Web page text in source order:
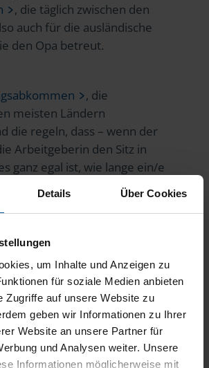
Details Über Cookies
um Inhalte und Anzeigen zu
für soziale Medien anbieten
Zugriffe auf unsere Website zu
geben wir Informationen zu Ihrer
Website an unsere Partner für
und Analysen weiter. Unsere
Informationen möglicherweise mit
, die täglich zwischen den
auch für die ausländische
den Opa betreut.
, die
meisten Ländern
die regeln, dass – wenn der
Arbeitgeberin den Sitz in
ganz egal ist, wie lange ein/e
Es muss Lohnsteuer
aus Afrika oder
innen aus einem Land, mit
hat, dann wird
Das trifft beispielsweise
Afrika zu, aber auch auf